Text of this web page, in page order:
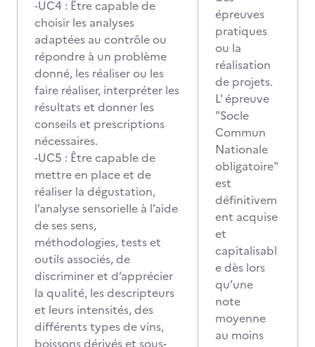
-UC4 : Être capable de
choisir les analyses
adaptées au contrôle ou
répondre à un problème
donné, les réaliser ou les
faire réaliser, interpréter les
résultats et donner les
conseils et prescriptions
nécessaires.
-UC5 : Être capable de
mettre en place et de
réaliser la dégustation,
l’analyse sensorielle à l’aide
de ses sens,
méthodologies, tests et
outils associés, de
discriminer et d’apprécier
la qualité, les descripteurs
et leurs intensités, des
différents types de vins,
boissons dérivés et sous-
épreuves
pratiques
ou la
réalisation
de projets.
L' épreuve
"Socle
Commun
Nationale
obligatoire"
est
définitivem
ent acquise
et
capitalisabl
e dès lors
qu’une
note
moyenne
au moins